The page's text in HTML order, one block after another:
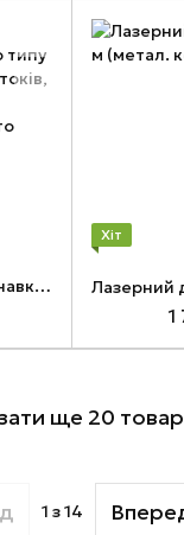
Штангенцеркуль канавковий чагового типу для вимірювання потоків, внутрішніх канавок і діаметрів 150мм
Хіт
1
ще 20
1 з 14